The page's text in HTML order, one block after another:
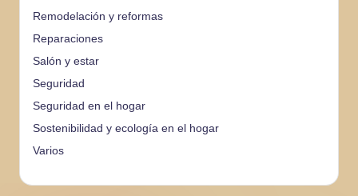
Remodelación y reformas
Reparaciones
Salón y estar
Seguridad
Seguridad en el hogar
Sostenibilidad y ecología en el hogar
Varios